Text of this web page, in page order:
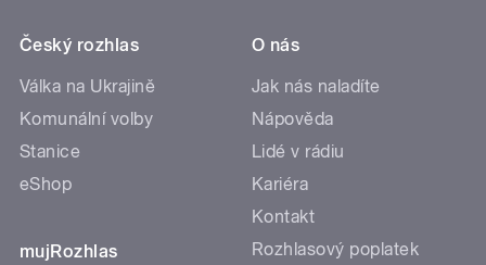
Český rozhlas
Válka na Ukrajině
Komunální volby
Stanice
eShop
mujRozhlas
O nás
Jak nás naladíte
Nápověda
Lidé v rádiu
Kariéra
Kontakt
Rozhlasový poplatek